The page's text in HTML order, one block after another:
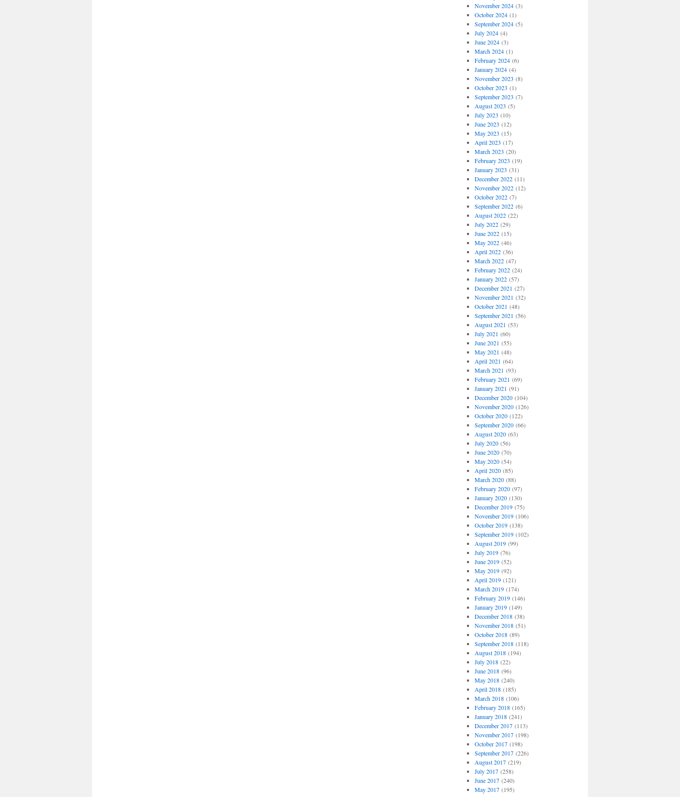
November 2024(3)
October 2024(1)
September 2024(5)
July 2024(4)
June 2024(3)
March 2024(1)
February 2024(6)
January 2024(4)
November 2023 (8)
October 2023 (1)
September 2023 (7)
August 2023 (5)
July 2023 (10)
June 2023 (12)
May 2023 (15)
April 2023 (17)
March 2023 (20)
February 2023 (19)
January 2023 (31)
December 2022(11)
November 2022(12)
October 2022(7)
September 2022(6)
August 2022(22)
July 2022(29)
June 2022(15)
May 2022(46)
April 2022(36)
March 2022(47)
February 2022(24)
January 2022(57)
December 2021 (27)
November 2021 (32)
October 2021 (48)
September 2021 (56)
August 2021 (53)
July 2021 (60)
June 2021 (55)
May 2021 (48)
April 2021 (64)
March 2021 (93)
February 2021 (69)
January 2021 (91)
December 2020(104)
November 2020(126)
October 2020(122)
September 2020(66)
August 2020(63)
July 2020(56)
June 2020(70)
May 2020(54)
April 2020(85)
March 2020(88)
February 2020(97)
January 2020(130)
December 2019(75)
November 2019(106)
October 2019(138)
September 2019(102)
August 2019(99)
July 2019(76)
June 2019(52)
May 2019(92)
April 2019(121)
March 2019(174)
February 2019(146)
January 2019(149)
December 2018(38)
November 2018(51)
October 2018(89)
September 2018(118)
August 2018(194)
July 2018(22)
June 2018(96)
May 2018(240)
April 2018(185)
March 2018(106)
February 2018(165)
January 2018(241)
December 2017(113)
November 2017(198)
October 2017(198)
September 2017(226)
August 2017(219)
July 2017(258)
June 2017(240)
May 2017(195)